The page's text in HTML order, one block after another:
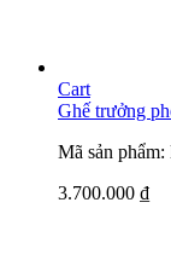
Cart
Ghế trưởng
Mã sản
3.700.000 ₫